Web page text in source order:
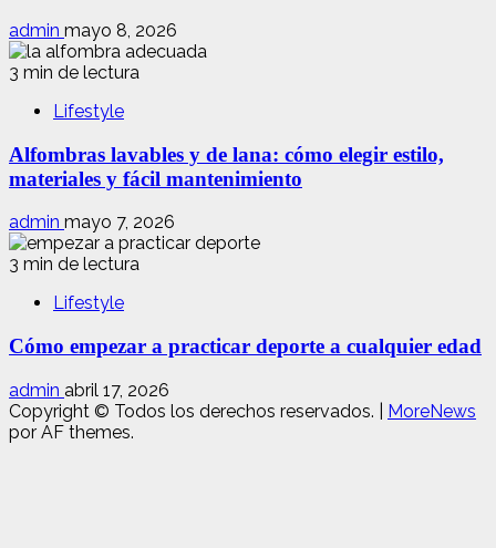
admin mayo 8, 2026
3 min de lectura
Lifestyle
Alfombras lavables y de lana: cómo elegir estilo,
materiales y fácil mantenimiento
admin mayo 7, 2026
3 min de lectura
Lifestyle
Cómo empezar a practicar deporte a cualquier edad
admin abril 17, 2026
Copyright © Todos los derechos reservados.
MoreNews
por AF themes.